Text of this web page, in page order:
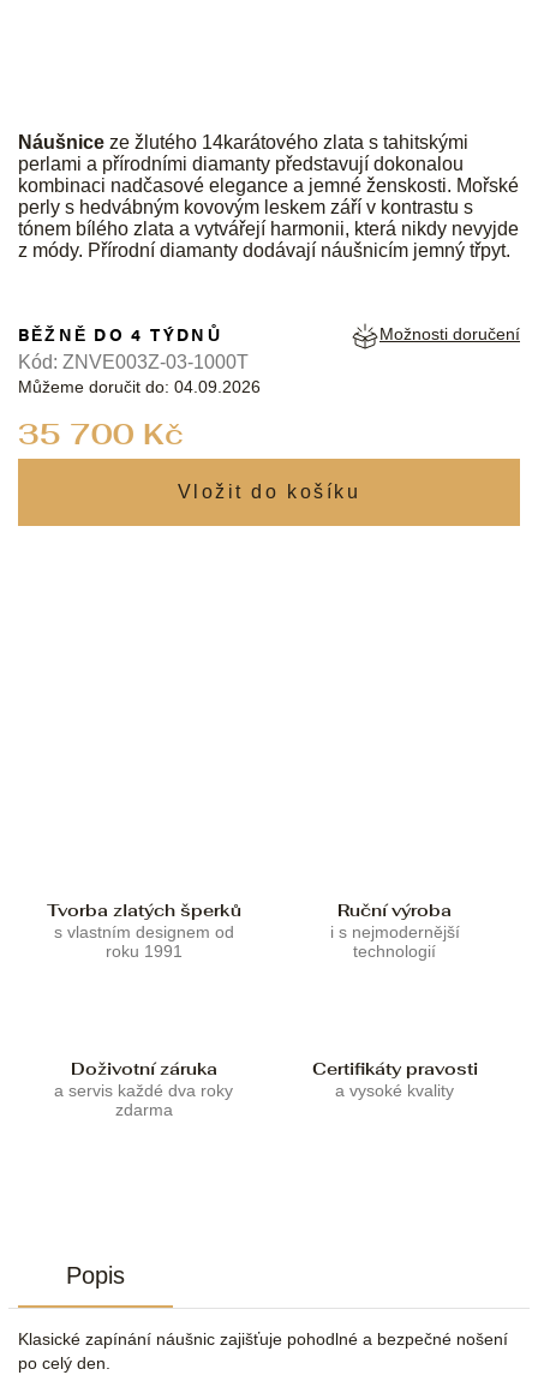
Náušnice ze žlutého 14karátového zlata s tahitskými
perlami a přírodními diamanty představují dokonalou
kombinaci nadčasové elegance a jemné ženskosti. Mořské
perly s hedvábným kovovým leskem září v kontrastu s
tónem bílého zlata a vytvářejí harmonii, která nikdy nevyjde
z módy. Přírodní diamanty dodávají náušnicím jemný třpyt.
35 700 Kč
BĚŽNĚ DO 4 TÝDNŮ
Můžeme doručit do: 04.09.2026
Možnosti doručení
Kód: ZNVE003Z-03-1000T
Tvorba zlatých šperků
s vlastním designem od
roku 1991
Ruční výroba
i s nejmodernější
technologií
Doživotní záruka
a servis každé dva roky
zdarma
Certifikáty pravosti
a vysoké kvality
Popis
Klasické zapínání náušnic zajišťuje pohodlné a bezpečné nošení
po celý den.